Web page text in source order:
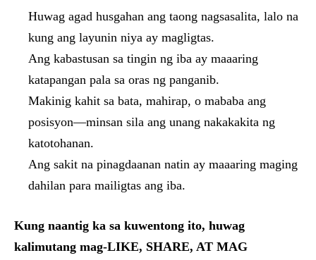
Huwag agad husgahan ang taong nagsasalita, lalo na
kung ang layunin niya ay magligtas.
Ang kabastusan sa tingin ng iba ay maaaring
katapangan pala sa oras ng panganib.
Makinig kahit sa bata, mahirap, o mababa ang
posisyon—minsan sila ang unang nakakakita ng
katotohanan.
Ang sakit na pinagdaanan natin ay maaaring maging
dahilan para mailigtas ang iba.
Kung naantig ka sa kuwentong ito, huwag
kalimutang mag-LIKE, SHARE, AT MAG